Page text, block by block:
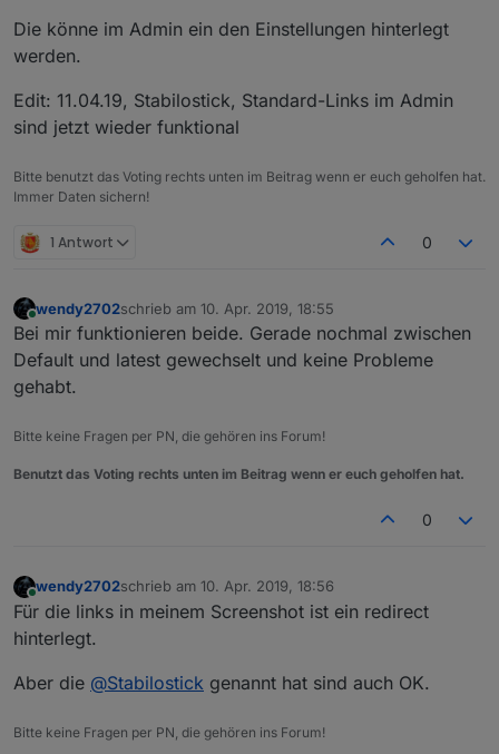
Die könne im Admin ein den Einstellungen hinterlegt
werden.
Edit: 11.04.19, Stabilostick, Standard-Links im Admin
sind jetzt wieder funktional
Bitte benutzt das Voting rechts unten im Beitrag wenn er euch geholfen hat.
Immer Daten sichern!
1 Antwort 0
Online
wendy2702schrieb am 10. Apr. 2019, 18:55
zuletzt editiert von
Bei mir funktionieren beide. Gerade nochmal zwischen
Default und latest gewechselt und keine Probleme
gehabt.
Bitte keine Fragen per PN, die gehören ins Forum!
Benutzt das Voting rechts unten im Beitrag wenn er euch geholfen hat.
0
Online
wendy2702schrieb am 10. Apr. 2019, 18:56
zuletzt editiert von
Für die links in meinem Screenshot ist ein redirect
hinterlegt.
Aber die @Stabilostick genannt hat sind auch OK.
Bitte keine Fragen per PN, die gehören ins Forum!